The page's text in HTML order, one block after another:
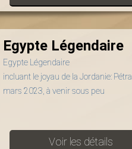
Egypte Légendaire
Egypte Légendaire
incluant le joyau de la Jordanie: Pétra
mars 2023, à venir sous peu
Voir les détails